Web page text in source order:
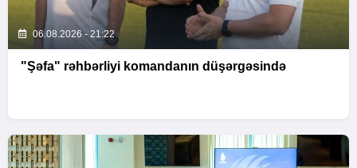
06.08.2026 - 21:22
"Şəfa" rəhbərliyi komandanın düşərgəsində